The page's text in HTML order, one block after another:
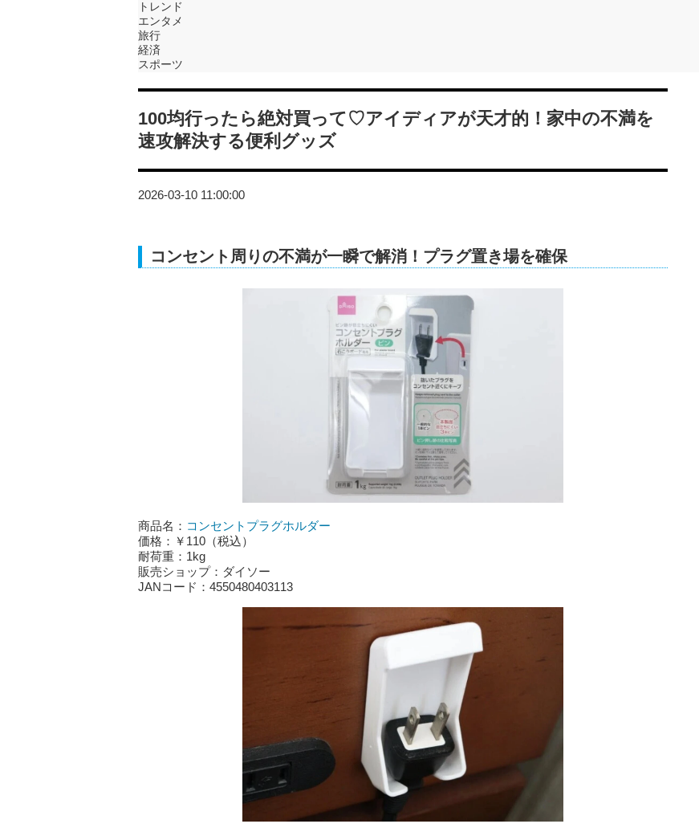
トレンド
エンタメ
旅行
経済
スポーツ
100均行ったら絶対買って♡アイディアが天才的！家中の不満を
速攻解決する便利グッズ
2026-03-10 11:00:00
コンセント周りの不満が一瞬で解消！プラグ置き場を確保
商品名： コンセントプラグホルダー
価格：￥110（税込）
耐荷重：1kg
販売ショップ：ダイソー
JANコード：4550480403113